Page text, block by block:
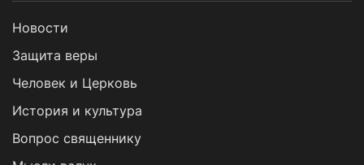
Новости
Защита веры
Человек и Церковь
История и культура
Вопрос священнику